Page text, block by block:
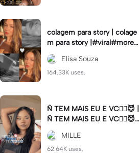
colagem para story | colage
m para story |#viral#moren
a#instastory#colagemdefo
tos#instaElisa Souza
164.33K uses.
Ñ TEM MAIS EU E VC😮‍💨😈 |
Ñ TEM MAIS EU E VC😮‍💨😈|
#naotemmaiseuevc #letras
dinamica #slow
MILLE
62.64K uses.